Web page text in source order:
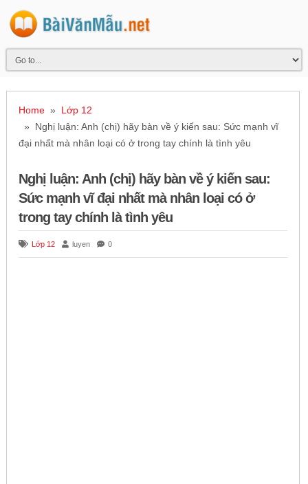
Home» Lớp 12
» Nghị luận: Anh (chị) hãy bàn về ý kiến sau: Sức mạnh vĩ
đại nhất mà nhân loại có ở trong tay chính là tình yêu
Nghị luận: Anh (chị) hãy bàn về ý kiến sau:
Sức mạnh vĩ đại nhất mà nhân loại có ở
trong tay chính là tình yêu
Lớp 12 luyen 0